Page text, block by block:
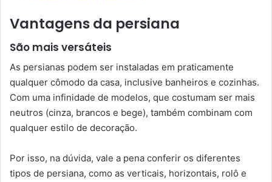
Vantagens da persiana
São mais versáteis
As persianas podem ser instaladas em praticamente
qualquer cômodo da casa, inclusive banheiros e cozinhas.
Com uma infinidade de modelos, que costumam ser mais
neutros (cinza, brancos e bege), também combinam com
qualquer estilo de decoração.
Por isso, na dúvida, vale a pena conferir os diferentes
tipos de persiana, como as verticais, horizontais, rolô e